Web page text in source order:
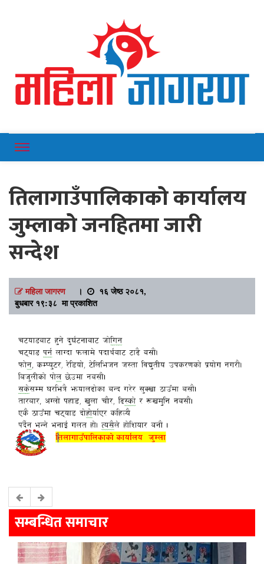
Mahilajagaran
तिलागाउँपालिकाको कार्यालय
जुम्लाको जनहितमा जारी
सन्देश
महिला जागरण।
१६ जेष्ठ २०८१,
बुधबार १९:३८ मा प्रकाशित
सम्बन्धित समाचार